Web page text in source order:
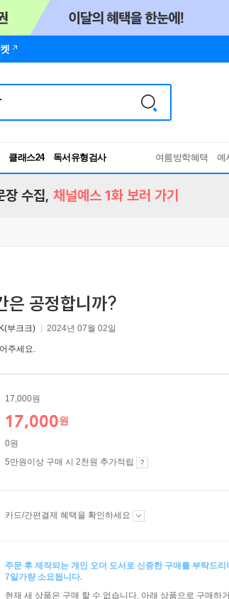
클래스24
독서유형검사
RBTI Lab
여름방학혜택 예
장 수집, 채널예스 1화 보러 가기
은 공정합니까?
부크크) 2024년 07월 02일
주세요.
17,000원
17,000원
0원
5만원이상 구매 시 2천원 추가적립
카드/간편결제 혜택을 확인하세요
주문 후 제작되는 개인 오더 도서로 신중한 구매를 부탁드리
7일가량 소요됩니다.
현재 새 상품은 구매 할 수 없습니다. 아래 상품으로 구매하